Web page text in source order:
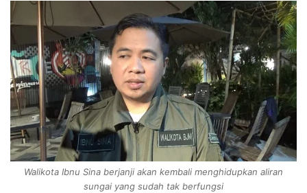
Walikota Ibnu Sina berjanji akan kembali menghidupkan aliran
sungai yang sudah tak berfungsi